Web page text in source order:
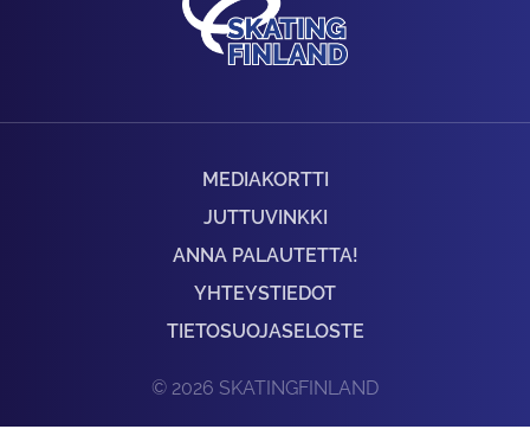
MEDIAKORTTI
JUTTUVINKKI
ANNA PALAUTETTA!
YHTEYSTIEDOT
TIETOSUOJASELOSTE
© 2026 SKATINGFINLAND